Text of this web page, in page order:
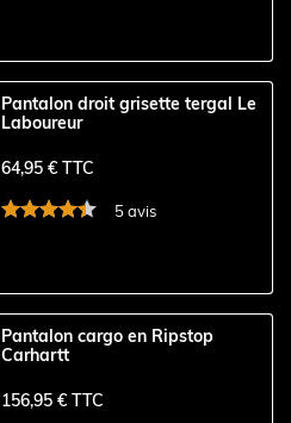
Pantalon droit grisette tergal Le
Laboureur
64,95 € TTC
5 avis
Pantalon cargo en Ripstop
Carhartt
156,95 € TTC